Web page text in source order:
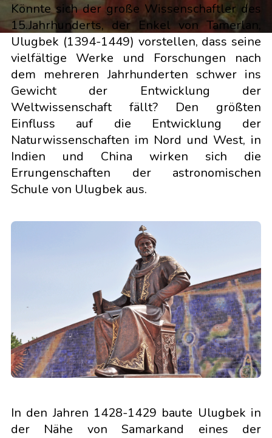
Könnte sich der große Wissenschaftler des
15.Jahrhunderts, der Enkel von Tamerlan,
Ulugbek (1394-1449) vorstellen, dass seine
vielfältige Werke und Forschungen nach
dem mehreren Jahrhunderten schwer ins
Gewicht der Entwicklung der
Weltwissenschaft fällt? Den größten
Einfluss auf die Entwicklung der
Naturwissenschaften im Nord und West, in
Indien und China wirken sich die
Errungenschaften der astronomischen
Schule von Ulugbek aus.
In den Jahren 1428-1429 baute Ulugbek in
der Nähe von Samarkand eines der